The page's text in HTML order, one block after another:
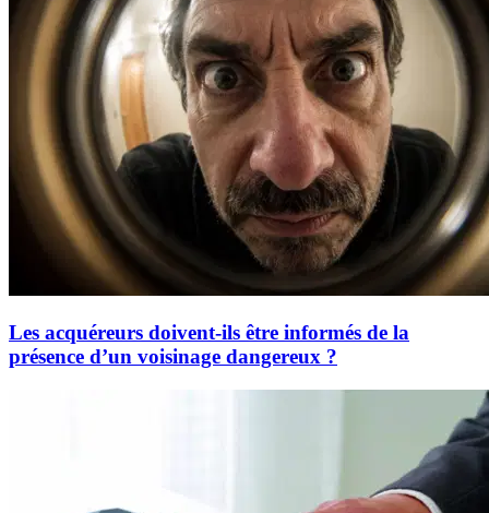
Les acquéreurs doivent-ils être informés de la
présence d’un voisinage dangereux ?